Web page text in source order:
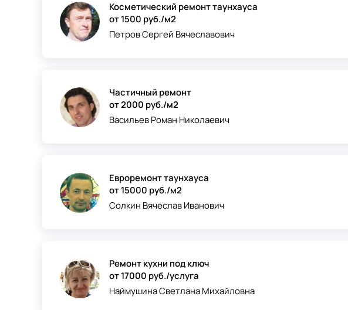
Косметический ремонт таунхауса
от 1500 руб./м2
Петров Сергей Вячеславович
Частичный ремонт
от 2000 руб./м2
Васильев Роман Николаевич
Евроремонт таунхауса
от 15000 руб./м2
Солкин Вячеслав Иванович
Ремонт кухни под ключ
от 17000 руб./услуга
Наймушина Светлана Михайловна